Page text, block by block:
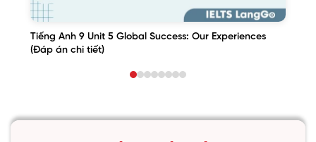
Tiếng Anh 9 Unit 5 Global Success: Our Experiences
(Đáp án chi tiết)